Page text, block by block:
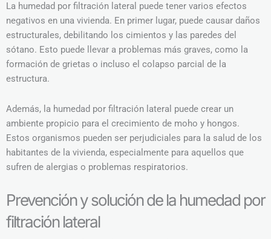
La humedad por filtración lateral puede tener varios efectos
negativos en una vivienda. En primer lugar, puede causar daños
estructurales, debilitando los cimientos y las paredes del
sótano. Esto puede llevar a problemas más graves, como la
formación de grietas o incluso el colapso parcial de la
estructura.
Además, la humedad por filtración lateral puede crear un
ambiente propicio para el crecimiento de moho y hongos.
Estos organismos pueden ser perjudiciales para la salud de los
habitantes de la vivienda, especialmente para aquellos que
sufren de alergias o problemas respiratorios.
Prevención y solución de la humedad por
filtración lateral